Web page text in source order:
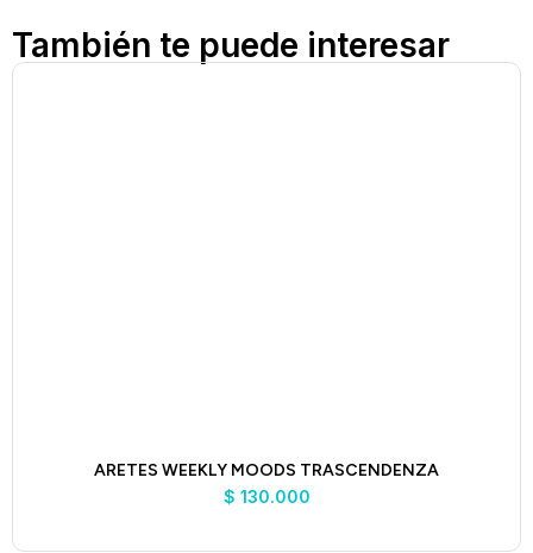
También te puede interesar
ARETES WEEKLY MOODS TRASCENDENZA
$ 130.000